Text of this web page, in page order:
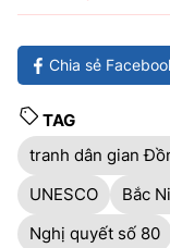
Chia sẻ
TAG
tranh dân gian
UNESCO
Bắc
Nghị quyết số 80